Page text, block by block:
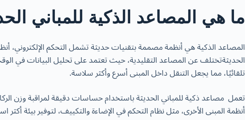
ما هي المصاعد الذكية للمباني
المصاعد الذكية هي أنظمة مصممة بتقنيات حديثة تشمل التحكم الإلكتروني،
الحديثةتختلف عن المصاعد التقليدية، حيث تعتمد على تحليل البيانات في
تلقائيًا، مما يجعل التنقل داخل المبنى أسرع وأكثر سلاسة.
تعمل مصاعد ذكية للمباني الحديثة باستخدام حساسات دقيقة لمراقبة وزن
أنظمة المبنى الأخرى، مثل نظام التحكم في الإضاءة والتكييف، لتوفير بيئة أكثر